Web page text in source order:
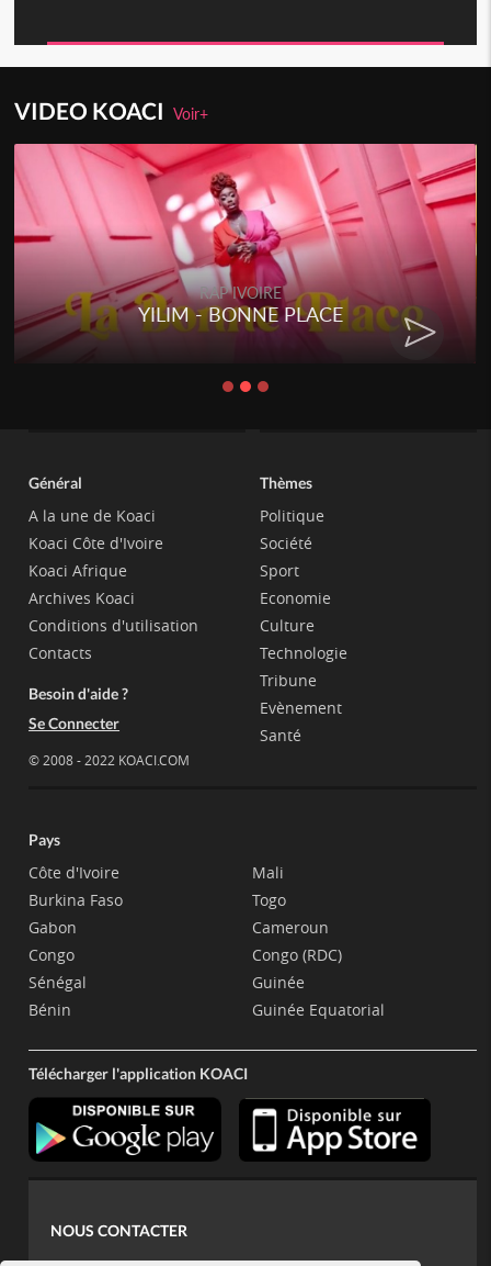
VIDEO KOACIVoir+
RAP IVOIRE
YILIM - BONNE PLACE
Général
A la une de Koaci
Koaci Côte d'Ivoire
Koaci Afrique
Archives Koaci
Conditions d'utilisation
Contacts
Besoin d'aide ?
Se Connecter
© 2008 - 2022 KOACI.COM
Thèmes
Politique
Société
Sport
Economie
Culture
Technologie
Tribune
Evènement
Santé
Pays
Côte d'Ivoire
Burkina Faso
Gabon
Congo
Sénégal
Bénin
Mali
Togo
Cameroun
Congo (RDC)
Guinée
Guinée Equatorial
Télécharger l'application KOACI
NOUS CONTACTER